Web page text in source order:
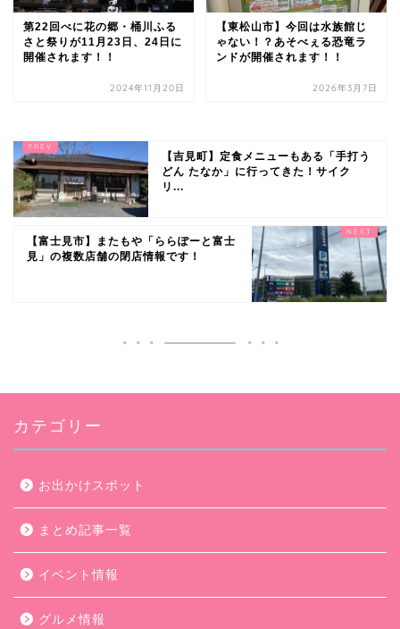
第22回べに花の郷・桶川ふる
さと祭りが11月23日、24日に
開催されます！！
2024年11月20日
【東松山市】今回は水族館じ
ゃない！？あそべぇる恐竜ラ
ンドが開催されます！！
2026年3月7日
【吉見町】定食メニューもある「手打う
どん たなか」に行ってきた！サイク
リ...
【富士見市】またもや「ららぽーと富士
見」の複数店舗の閉店情報です！
カテゴリー
お出かけスポット
まとめ記事一覧
イベント情報
グルメ情報